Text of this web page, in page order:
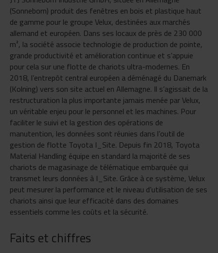
(Sonneborn) produit des fenêtres en bois et plastique haut
de gamme pour le groupe Velux, destinées aux marchés
allemand et européen. Dans ses locaux de près de 230 000
m², la société associe technologie de production de pointe,
grande productivité et amélioration continue et s’appuie
pour cela sur une flotte de chariots ultra-modernes. En
2018, l’entrepôt central européen a déménagé du Danemark
(Kolning) vers son site actuel en Allemagne. Il s’agissait de la
restructuration la plus importante jamais menée par Velux,
un véritable enjeu pour le personnel et les machines. Pour
faciliter le suivi et la gestion des opérations de
manutention, les données sont réunies dans l’outil de
gestion de flotte Toyota I_Site. Depuis fin 2018, Toyota
Material Handling équipe en standard la majorité de ses
chariots de magasinage de télématique embarquée qui
transmet leurs données à I_Site. Grâce à ce système, Velux
peut mesurer la performance et le niveau d’utilisation de ses
chariots ainsi que leur efficacité dans des domaines
essentiels comme les coûts et la sécurité.
Faits et chiffres